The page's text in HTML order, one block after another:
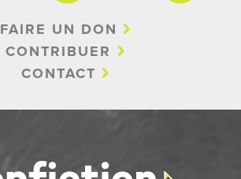
FAIRE UN DON
CONTRIBUER
CONTACT